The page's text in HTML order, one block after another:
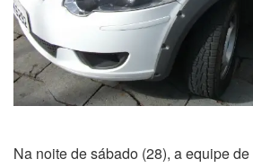
Na noite de sábado (28), a equipe de